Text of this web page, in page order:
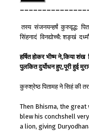
तस्य संजनयन्हर्षं कुरुवृद्ध:
सिंहनादं विनद्योच्चै: शङ्खं
हर्षितहोकरभीष्म ने,कियाशंख
पुलकितदुर्योधनहुए,पूरीहुई
कुरुश्रेष्ठ पितामह ने सिहं की
Then Bhisma, the
blew his conchshell
a lion, giving